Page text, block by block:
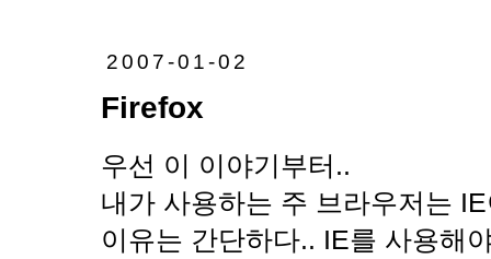
2007-01-02
Firefox
우선 이 이야기부터..
내가 사용하는 주 브라우저는
이유는 간단하다.. IE를 사용해